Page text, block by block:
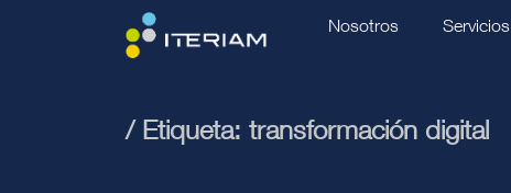
Nosotros Servicios
/ Etiqueta: transformación digital